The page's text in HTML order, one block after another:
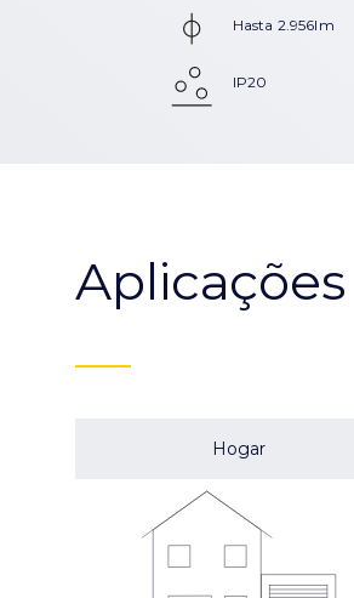
Hasta 2.956lm
IP20
Aplicações
Hogar